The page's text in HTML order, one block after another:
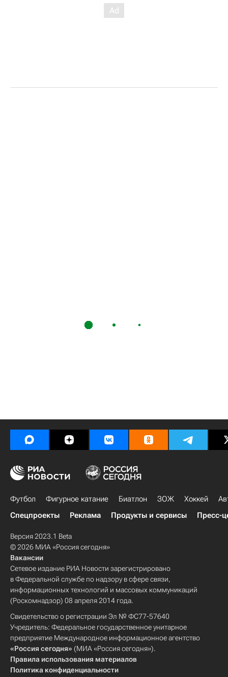
Футбол Фигурное катание Биатлон ЗОЖ Хоккей
Спецпроекты
Реклама Продукты и сервисы Пресс-
Версия 2023.1 Beta
© 2026 МИА «Россия сегодня»
Вакансии
Сетевое издание РИА Новости зарегистрировано
в Федеральной службе по надзору в сфере связи,
информационных технологий и массовых коммуникаций
(Роскомнадзор) 08 апреля 2014 года.
Свидетельство о регистрации Эл № ФС77-57640
Учредитель: Федеральное государственное унитарное
предприятие Международное информационное агентство
«Россия сегодня» (МИА «Россия сегодня»).
Правила использования материалов
Политика конфиденциальности